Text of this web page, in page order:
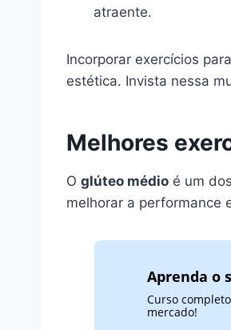
atraente.
Incorporar exercícios
estética. Invista nessa
Melhores
O glúteo médio é um
melhorar a performance
Aprenda o
Curso
mercado!